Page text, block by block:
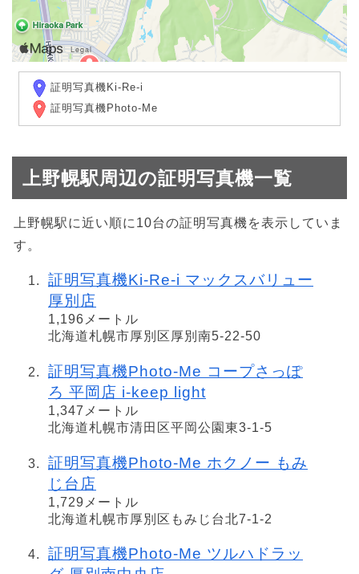
証明写真機Ki-Re-i
証明写真機Photo-Me
上野幌駅周辺の証明写真機一覧
上野幌駅に近い順に10台の証明写真機を表示していま
す。
証明写真機Ki-Re-i マックスバリュー
厚別店
1,196メートル
北海道札幌市厚別区厚別南5-22-50
証明写真機Photo-Me コープさっぽ
ろ 平岡店 i-keep light
1,347メートル
北海道札幌市清田区平岡公園東3-1-5
証明写真機Photo-Me ホクノー もみ
じ台店
1,729メートル
北海道札幌市厚別区もみじ台北7-1-2
証明写真機Photo-Me ツルハドラッ